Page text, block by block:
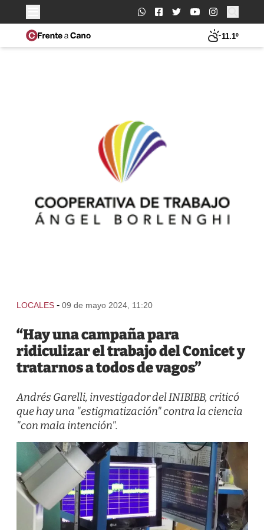
Buscar:
11.1º
LOCALES - 09 de mayo 2024, 11:20
“Hay una campaña para
ridiculizar el trabajo del Conicet y
tratarnos a todos de vagos”
Andrés Garelli, investigador del INIBIBB, criticó
que hay una "estigmatización" contra la ciencia
"con mala intención".